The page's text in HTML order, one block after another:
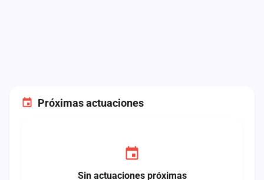
Próximas actuaciones
Sin actuaciones próximas